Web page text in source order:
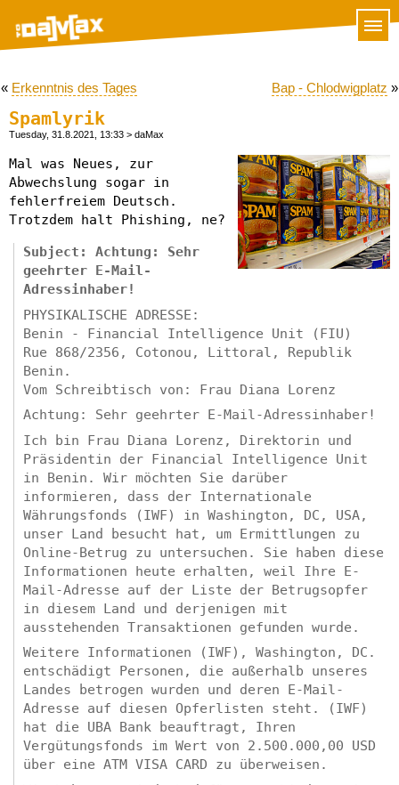
« Erkenntnis des Tages Bap - Chlodwigplatz »
Spamlyrik
Tuesday, 31.8.2021, 13:33 > daMax
Mal was Neues, zur
Abwechslung sogar in
fehlerfreiem Deutsch.
Trotzdem halt Phishing, ne?
Subject: Achtung: Sehr
geehrter E-Mail-
Adressinhaber!
PHYSIKALISCHE ADRESSE:
Benin - Financial Intelligence Unit (FIU)
Rue 868/2356, Cotonou, Littoral, Republik
Benin.
Vom Schreibtisch von: Frau Diana Lorenz
Achtung: Sehr geehrter E-Mail-Adressinhaber!
Ich bin Frau Diana Lorenz, Direktorin und
Präsidentin der Financial Intelligence Unit
in Benin. Wir möchten Sie darüber
informieren, dass der Internationale
Währungsfonds (IWF) in Washington, DC, USA,
unser Land besucht hat, um Ermittlungen zu
Online-Betrug zu untersuchen. Sie haben diese
Informationen heute erhalten, weil Ihre E-
Mail-Adresse auf der Liste der Betrugsopfer
in diesem Land und derjenigen mit
ausstehenden Transaktionen gefunden wurde.
Weitere Informationen (IWF), Washington, DC.
entschädigt Personen, die außerhalb unseres
Landes betrogen wurden und deren E-Mail-
Adresse auf diesen Opferlisten steht. (IWF)
hat die UBA Bank beauftragt, Ihren
Vergütungsfonds im Wert von 2.500.000,00 USD
über eine ATM VISA CARD zu überweisen.